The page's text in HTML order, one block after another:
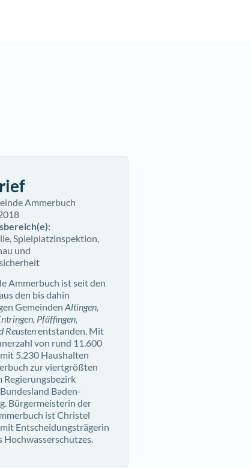
Ammerbuch
:
Spielplatzinspektion,
und
Ammerbuch ist seit den
den bis dahin
Gemeinden Altingen,
Pfäffingen,
Reustenentstanden. Mit
von rund 11.600
5.230 Haushalten
zur viertgrößten
Regierungsbezirk
Baden-
Bürgermeisterin der
ist Christel
Entscheidungsträgerin
Hochwasserschutzes.